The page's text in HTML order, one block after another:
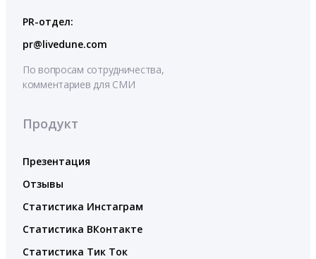
PR-отдел:
pr@livedune.com
По вопросам сотрудничества,
комментариев для СМИ
Продукт
Презентация
Отзывы
Статистика Инстаграм
Статистика ВКонтакте
Статистика Тик Ток